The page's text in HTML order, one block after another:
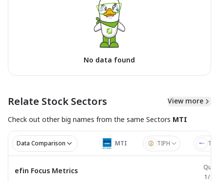
No data found
Relate Stock Sectors
View more
Check out other big names from the same Sectors MTI
Data Comparison MTI TIPH
efin Focus Metrics
efin Focus Metrics
1/